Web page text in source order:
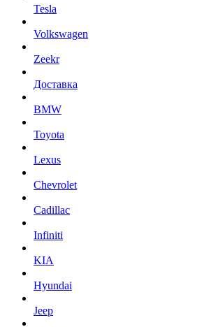
Tesla
Volkswagen
Zeekr
Доставка
BMW
Toyota
Lexus
Chevrolet
Cadillac
Infiniti
KIA
Hyundai
Jeep